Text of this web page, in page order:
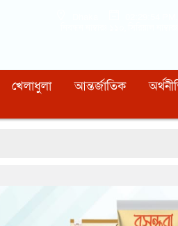
খেলাধুলা আন্তর্জাতিক